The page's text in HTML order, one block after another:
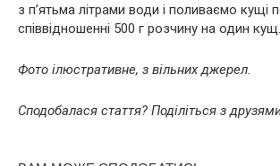
з п’ятьма літрами води і поливаємо кущі
співвідношенні 500 г розчину на один кущ.
Фото ілюстративне, з вільних джерел.
Сподобалася стаття? Поділіться з